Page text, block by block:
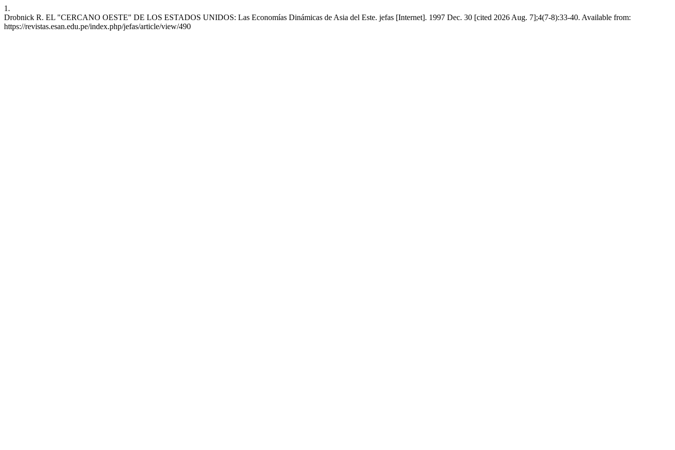
1.
Drobnick R. EL "CERCANO OESTE" DE LOS ESTADOS UNIDOS: Las Economías Dinámicas de Asia del Este. jefas [Internet]. 1997 Dec. 30 [cited 2026 Aug. 7];4(7-8):33-40. Available from:
https://revistas.esan.edu.pe/index.php/jefas/article/view/490